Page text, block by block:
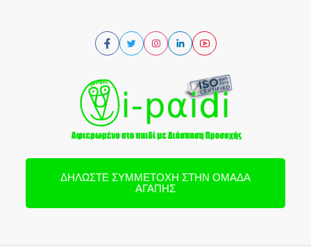
ΔΗΛΏΣΤΕ ΣΥΜΜΕΤΟΧΉ ΣΤΗΝ ΟΜΆΔΑ
ΑΓΆΠΗΣ